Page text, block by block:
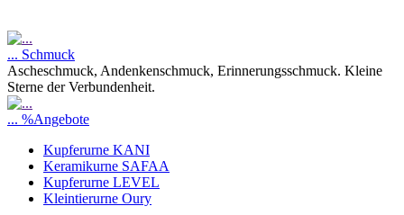
... Schmuck
Ascheschmuck, Andenkenschmuck, Erinnerungsschmuck. Kleine
Sterne der Verbundenheit.
... %Angebote
Kupferurne KANI
Keramikurne SAFAA
Kupferurne LEVEL
Kleintierurne Oury